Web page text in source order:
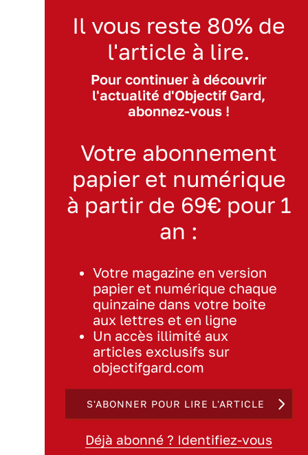
Il vous reste 80% de
l'article à lire.
Pour continuer à découvrir
l'actualité d'Objectif Gard,
abonnez-vous !
Votre abonnement
papier et numérique
à partir de 69€ pour 1
an :
Votre magazine en version
papier et numérique chaque
quinzaine dans votre boite
aux lettres et en ligne
Un accès illimité aux
articles exclusifs sur
objectifgard.com
S'ABONNER POUR LIRE L'ARTICLE
Déjà abonné ? Identifiez-vous